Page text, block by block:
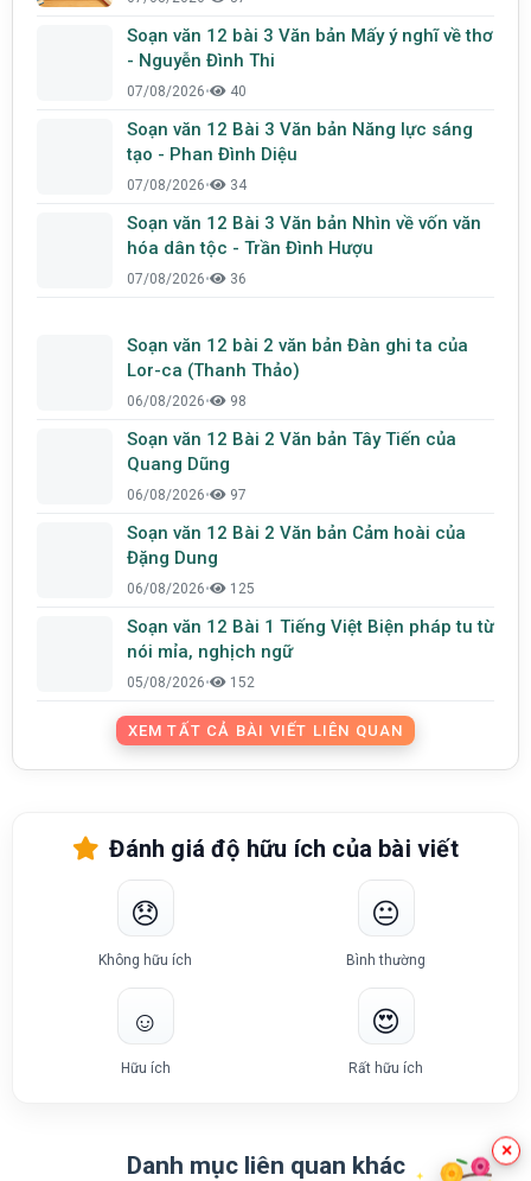
Soạn văn 12 bài 3 Văn bản Mấy ý nghĩ về thơ
- Nguyễn Đình Thi
07/08/2026• 40
Soạn văn 12 Bài 3 Văn bản Năng lực sáng
tạo - Phan Đình Diệu
07/08/2026• 34
Soạn văn 12 Bài 3 Văn bản Nhìn về vốn văn
hóa dân tộc - Trần Đình Hượu
07/08/2026• 36
Soạn văn 12 bài 2 văn bản Đàn ghi ta của
Lor-ca (Thanh Thảo)
06/08/2026• 98
Soạn văn 12 Bài 2 Văn bản Tây Tiến của
Quang Dũng
06/08/2026• 97
Soạn văn 12 Bài 2 Văn bản Cảm hoài của
Đặng Dung
06/08/2026• 125
Soạn văn 12 Bài 1 Tiếng Việt Biện pháp tu từ
nói mỉa, nghịch ngữ
05/08/2026• 152
XEM TẤT CẢ BÀI VIẾT LIÊN QUAN
Đánh giá độ hữu ích của bài viết
😞
Không hữu ích
😐
Bình thường
☺️
Hữu ích
😍
Rất hữu ích
Danh mục liên quan khác
×